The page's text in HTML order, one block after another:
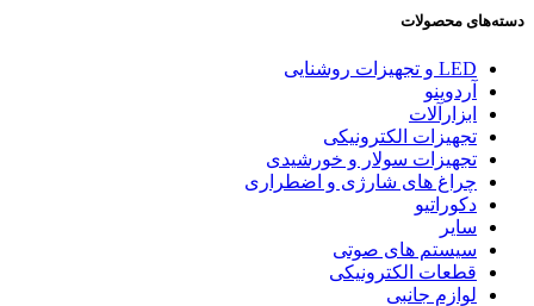
دسته‌های محصولات
LED و تجهیزات روشنایی
آردوینو
ابزارآلات
تجهیزات الکترونیکی
تجهیزات سولار و خورشیدی
چراغ های شارژی و اضطراری
دکوراتیو
سایر
سیستم های صوتی
قطعات الکترونیکی
لوازم جانبی